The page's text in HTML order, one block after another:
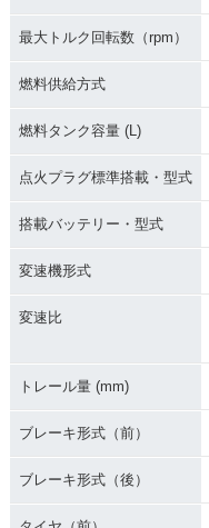
最大トルク回転数（rpm）
燃料供給方式
燃料タンク容量 (L)
点火プラグ標準搭載・型式
搭載バッテリー・型式
変速機形式
変速比
トレール量 (mm)
ブレーキ形式（前）
ブレーキ形式（後）